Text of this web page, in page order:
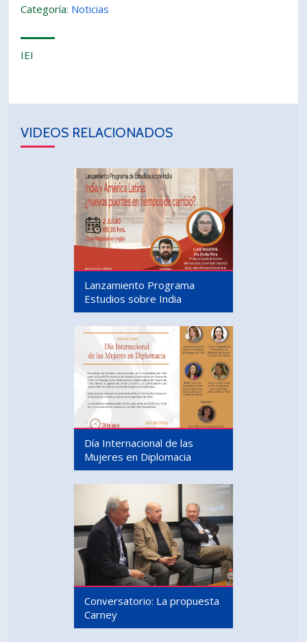
Categoría: Noticias
IEI
VIDEOS RELACIONADOS
Lanzamiento Programa
Estudios sobre India
Día Internacional de las
Mujeres en Diplomacia
Conversatorio: La propuesta
Carney